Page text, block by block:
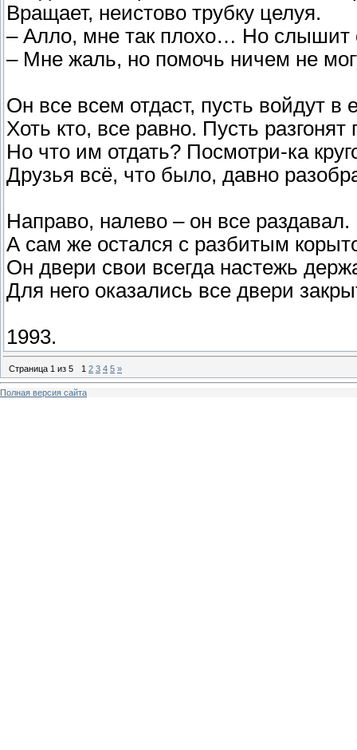
Вращает, неистово трубку целуя.
– Алло, мне так плохо… Но слышит
– Мне жаль, но помочь ничем не
Он все всем отдаст, пусть войдут в
Хоть кто, все равно. Пусть разгонят
Но что им отдать? Посмотри-ка
Друзья всё, что было, давно
Направо, налево – он все раздавал.
А сам же остался с разбитым
Он двери свои всегда настежь
Для него оказались все двери
1993.
Страница 1 из 5 1 2 3 4 5 »
Полная версия сайта